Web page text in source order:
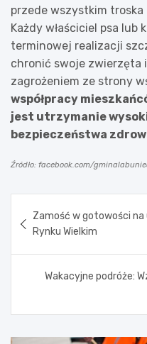
przede wszystkim
Każdy właściciel psa lub
terminowej realizacji
chronić swoje zwierzęta i
zagrożeniem ze strony
współpracy
jest utrzymanie
bezpieczeństwa
Źródło: facebook.com/
wpisu
Zamość w gotowości na
Rynku Wielkim
Wakacyjne podróże: